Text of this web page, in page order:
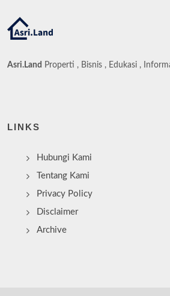
Asri.Land Properti , Bisnis , Edukasi ,
LINKS
Hubungi Kami
Tentang Kami
Privacy Policy
Disclaimer
Archive